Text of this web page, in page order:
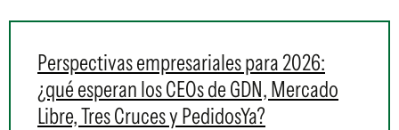
Perspectivas empresariales para 2026:
¿qué esperan los CEOs de GDN, Mercado
Libre, Tres Cruces y PedidosYa?